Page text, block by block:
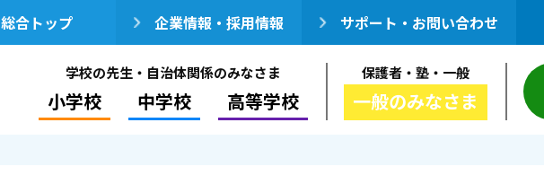
総合トップ 企業情報・採用情報 サポート・お問い合わせ
学校の先生・自治体関係のみなさま
小学校 中学校 高等学校
保護者・塾・一般
一般のみなさま